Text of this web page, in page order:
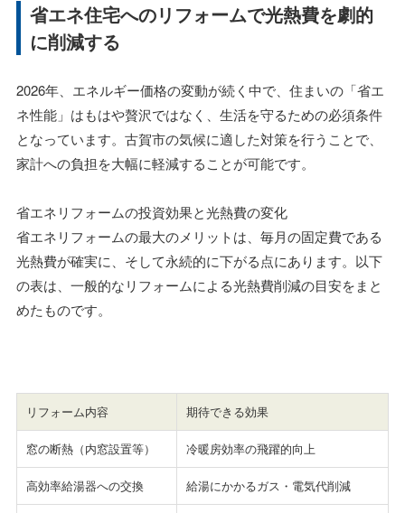
省エネ住宅へのリフォームで光熱費を劇的
に削減する
2026年、エネルギー価格の変動が続く中で、住まいの「省エ
ネ性能」はもはや贅沢ではなく、生活を守るための必須条件
となっています。古賀市の気候に適した対策を行うことで、
家計への負担を大幅に軽減することが可能です。
省エネリフォームの投資効果と光熱費の変化
省エネリフォームの最大のメリットは、毎月の固定費である
光熱費が確実に、そして永続的に下がる点にあります。以下
の表は、一般的なリフォームによる光熱費削減の目安をまと
めたものです。
リフォーム内容 期待できる効果
窓の断熱（内窓設置等） 冷暖房効率の飛躍的向上
高効率給湯器への交換 給湯にかかるガス・電気代削減